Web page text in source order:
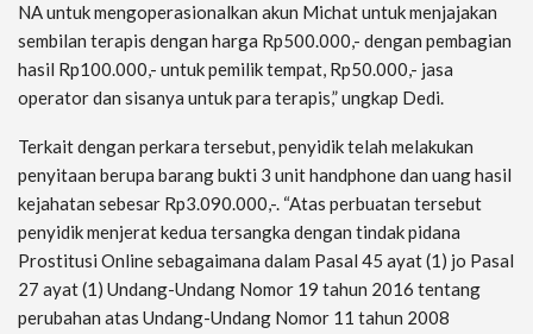
NA untuk mengoperasionalkan akun Michat untuk menjajakan
sembilan terapis dengan harga Rp500.000,- dengan pembagian
hasil Rp100.000,- untuk pemilik tempat, Rp50.000,- jasa
operator dan sisanya untuk para terapis,” ungkap Dedi.
Terkait dengan perkara tersebut, penyidik telah melakukan
penyitaan berupa barang bukti 3 unit handphone dan uang hasil
kejahatan sebesar Rp3.090.000,-. “Atas perbuatan tersebut
penyidik menjerat kedua tersangka dengan tindak pidana
Prostitusi Online sebagaimana dalam Pasal 45 ayat (1) jo Pasal
27 ayat (1) Undang-Undang Nomor 19 tahun 2016 tentang
perubahan atas Undang-Undang Nomor 11 tahun 2008